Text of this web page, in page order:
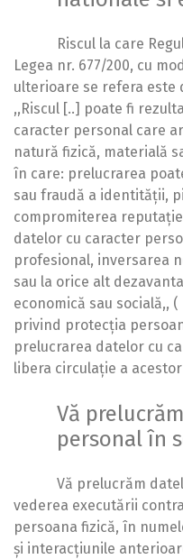
Riscul la care
Legea nr. 677/200, cu
ulterioare se refera este
,,Riscul [..] poate fi
caracter personal care
natură fizică, materială
în care: prelucrarea
sau fraudă a identității,
compromiterea
datelor cu caracter
profesional, inversarea
sau la orice alt
economică sau socială,,
privind protecția
prelucrarea datelor cu
libera circulație a
Vă
personal în
Vă prelucrăm
vederea executării
persoana fizică, în
și interacțiunile